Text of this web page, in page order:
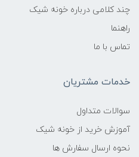
چند کلامی درباره خونه شیک
راهنما
تماس با ما
خدمات مشتریان
سوالات متداول
آموزش خرید از خونه شیک
نحوه ارسال سفارش ها